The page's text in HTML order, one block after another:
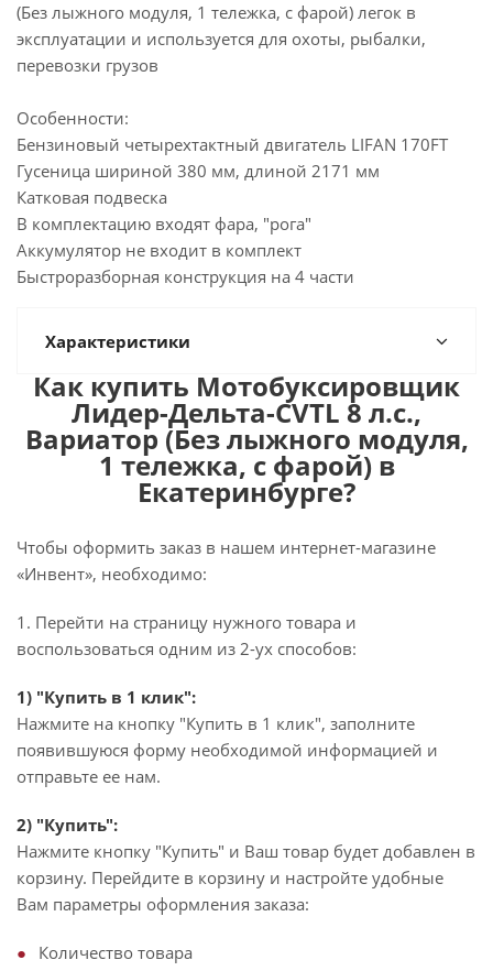
(Без лыжного модуля, 1 тележка, с фарой) легок в
эксплуатации и используется для охоты, рыбалки,
перевозки грузов
Особенности:
Бензиновый четырехтактный двигатель LIFAN 170FТ
Гусеница шириной 380 мм, длиной 2171 мм
Катковая подвеска
В комплектацию входят фара, "рога"
Аккумулятор не входит в комплект
Быстроразборная конструкция на 4 части
Характеристики
Как купить Мотобуксировщик
Лидер-Дельта-CVTL 8 л.с.,
Вариатор (Без лыжного модуля,
1 тележка, с фарой) в
Екатеринбурге?
Чтобы оформить заказ в нашем интернет-магазине
«Инвент», необходимо:
1. Перейти на страницу нужного товара и
воспользоваться одним из 2-ух способов:
1) "Купить в 1 клик":
Нажмите на кнопку "Купить в 1 клик", заполните
появившуюся форму необходимой информацией и
отправьте ее нам.
2) "Купить":
Нажмите кнопку "Купить" и Ваш товар будет добавлен в
корзину. Перейдите в корзину и настройте удобные
Вам параметры оформления заказа:
Количество товара